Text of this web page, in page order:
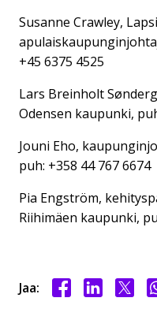
Susanne Crawley,
+45 6375 4525
Lars Breinholt
Odensen kaupunki,
Jouni Eho,
puh: +358 44 767 6674
Pia Engström,
Riihimäen kaupunki,
Jaa: Jaa Jaa Jaa